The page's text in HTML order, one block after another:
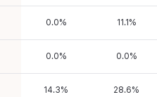
0.0% 11.1 %
0.0% 0.0%
14.3% 28.6%